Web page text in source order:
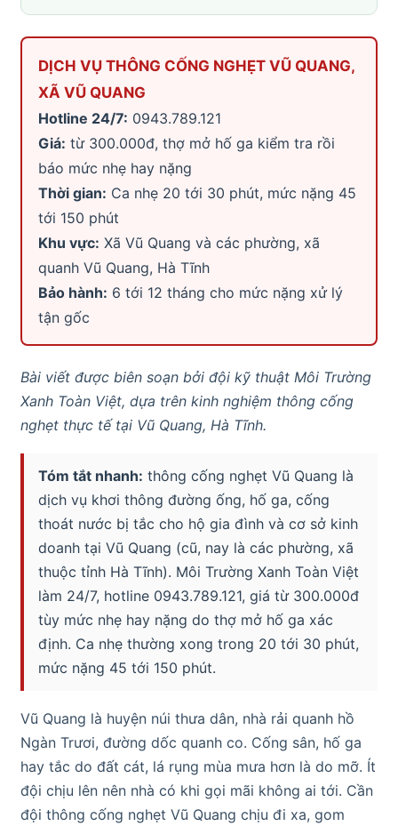
DỊCH VỤ THÔNG CỐNG NGHẸT VŨ QUANG,
XÃ VŨ QUANG
Hotline 24/7: 0943.789.121
Giá: từ 300.000đ, thợ mở hố ga kiểm tra rồi
báo mức nhẹ hay nặng
Thời gian: Ca nhẹ 20 tới 30 phút, mức nặng 45
tới 150 phút
Khu vực: Xã Vũ Quang và các phường, xã
quanh Vũ Quang, Hà Tĩnh
Bảo hành: 6 tới 12 tháng cho mức nặng xử lý
tận gốc
Bài viết được biên soạn bởi đội kỹ thuật Môi Trường
Xanh Toàn Việt, dựa trên kinh nghiệm thông cống
nghẹt thực tế tại Vũ Quang, Hà Tĩnh.
Tóm tắt nhanh: thông cống nghẹt Vũ Quang là
dịch vụ khơi thông đường ống, hố ga, cống
thoát nước bị tắc cho hộ gia đình và cơ sở kinh
doanh tại Vũ Quang (cũ, nay là các phường, xã
thuộc tỉnh Hà Tĩnh). Môi Trường Xanh Toàn Việt
làm 24/7, hotline 0943.789.121, giá từ 300.000đ
tùy mức nhẹ hay nặng do thợ mở hố ga xác
định. Ca nhẹ thường xong trong 20 tới 30 phút,
mức nặng 45 tới 150 phút.
Vũ Quang là huyện núi thưa dân, nhà rải quanh hồ
Ngàn Trươi, đường dốc quanh co. Cống sân, hố ga
hay tắc do đất cát, lá rụng mùa mưa hơn là do mỡ. Ít
đội chịu lên nên nhà có khi gọi mãi không ai tới. Cần
đội thông cống nghẹt Vũ Quang chịu đi xa, gom